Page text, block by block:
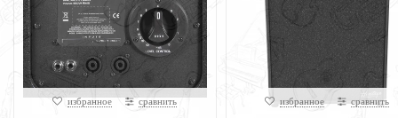
избранное сравнить избранное сравнить